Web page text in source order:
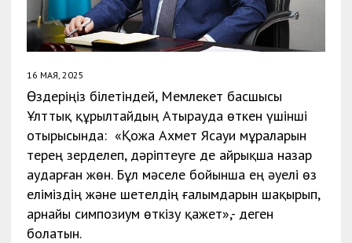
16 МАЯ, 2025
Өздеріңіз білетіндей, Мемлекет басшысы
Ұлттық құрылтайдың Атырауда өткен үшінші
отырысында: «Қожа Ахмет Ясауи мұраларын
терең зерделеп, дәріптеуге де айрықша назар
аударған жөн. Бұл мәселе бойынша ең әуелі өз
еліміздің және шетелдің ғалымдарын шақырып,
арнайы симпозиум өткізу қажет»,- деген
болатын.